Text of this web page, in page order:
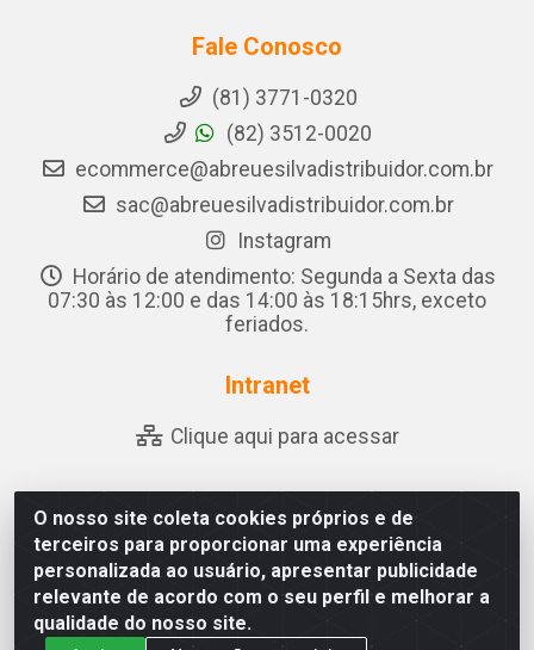
O nosso site coleta cookies próprios e de
terceiros para proporcionar uma experiência
personalizada ao usuário, apresentar publicidade
relevante de acordo com o seu perfil e melhorar a
qualidade do nosso site.
Fale Conosco
(81) 3771-0320
(82) 3512-0020
ecommerce@abreuesilvadistribuidor.com.br
sac@abreuesilvadistribuidor.com.br
Instagram
Horário de atendimento: Segunda a Sexta das
07:30 às 12:00 e das 14:00 às 18:15hrs, exceto
feriados.
Intranet
Clique aqui para acessar
Abreu & Silva - Rua Padre Jose de Souza Leite, 265 - Ariado,
Olho D'Água das Flores/AL - CEP 57.442-000 - CNPJ
04.790.656/0001-06